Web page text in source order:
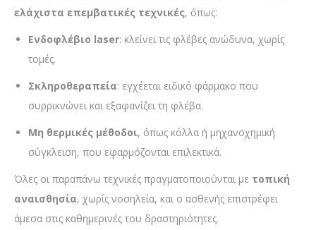
ελάχιστα επεμβατικές τεχνικές, όπως:
Ενδοφλέβιο laser: κλείνει τις φλέβες ανώδυνα, χωρίς
τομές.
Σκληροθεραπεία: εγχέεται ειδικό φάρμακο που
συρρικνώνει και εξαφανίζει τη φλέβα.
Μη θερμικές μέθοδοι, όπως κόλλα ή μηχανοχημική
σύγκλειση, που εφαρμόζονται επιλεκτικά.
Όλες οι παραπάνω τεχνικές πραγματοποιούνται με τοπική
αναισθησία, χωρίς νοσηλεία, και ο ασθενής επιστρέφει
άμεσα στις καθημερινές του δραστηριότητες.